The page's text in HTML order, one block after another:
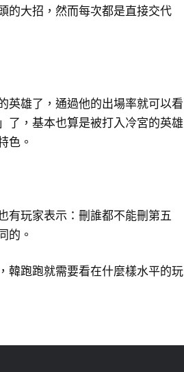
的大招，然而每次都是直接交代
英雄了，通過他的出場率就可以看
了，基本也算是被打入冷宮的英雄
色。
有玩家表示：刪誰都不能刪第五
的。
韓跑跑就需要看在什麼樣水平的玩